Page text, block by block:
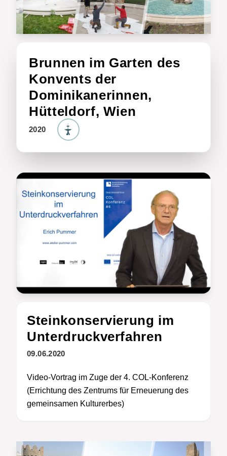
Brunnen im Garten des
Konvents der
Dominikanerinnen,
Hütteldorf, Wien
2020
Steinkonservierung im
Unterdruckverfahren
09.06.2020
Video-Vortrag im Zuge der 4. COL-Konferenz
(Errichtung des Zentrums für Erneuerung des
gemeinsamen Kulturerbes)